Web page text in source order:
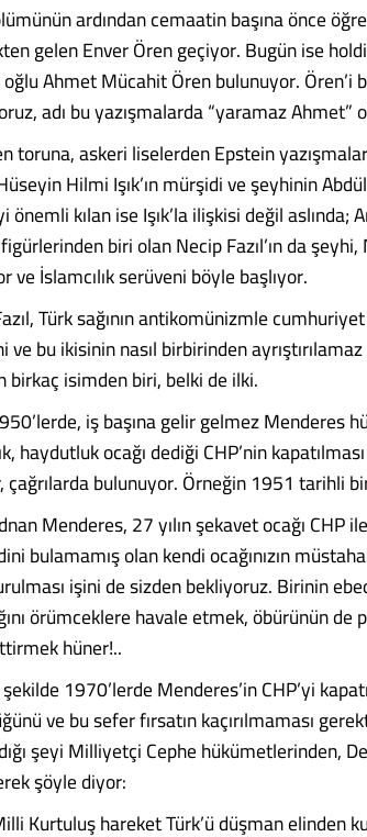
ardından cemaatin başına önce
gelen Enver Ören geçiyor. Bugün ise
oğlu Ahmet Mücahit Ören bulunuyor. Ören’i
adı bu yazışmalarda “yaramaz Ahmet”
toruna, askeri liselerden Epstein
Hilmi Işık’ın mürşidi ve şeyhinin
önemli kılan ise Işık’la ilişkisi değil aslında;
biri olan Necip Fazıl’ın da şeyhi,
ve İslamcılık serüveni böyle başlıyor.
Türk sağının antikomünizmle
bu ikisinin nasıl birbirinden
birkaç isimden biri, belki de ilki.
iş başına gelir gelmez Menderes
haydutluk ocağı dediği CHP’nin
çağrılarda bulunuyor. Örneğin 1951 tarihli
Menderes, 27 yılın şekavet ocağı CHP
bulamamış olan kendi ocağınızın
işini de sizden bekliyoruz. Birinin
örümceklere havale etmek, öbürünün
hüner!..
1970’lerde Menderes’in CHP’yi
ve bu sefer fırsatın kaçırılmaması
şeyi Milliyetçi Cephe hükümetlerinden,
şöyle diyor:
Kurtuluş hareket Türk’ü düşman elinden